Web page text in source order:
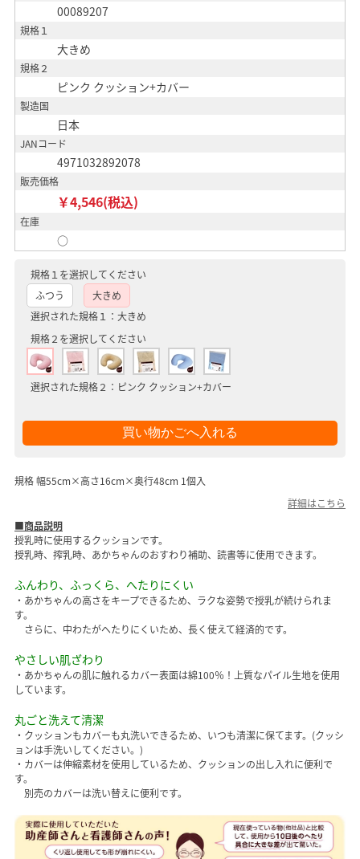
00089207
規格１
大きめ
規格２
ピンク クッション+カバー
製造国
日本
JANコード
4971032892078
販売価格
￥4,546(税込)
在庫
○
規格１を選択してください
ふつう
大きめ
選択された規格１：大きめ
規格２を選択してください
選択された規格２：ピンク クッション+カバー
規格 幅55cm×高さ16cm×奥行48cm 1個入
詳細はこちら
■商品説明
授乳時に使用するクッションです。
授乳時、搾乳時、あかちゃんのおすわり補助、読書等に使用できます。
ふんわり、ふっくら、へたりにくい
・あかちゃんの高さをキープできるため、ラクな姿勢で授乳が続けられま
す。
さらに、中わたがへたりにくいため、長く使えて経済的です。
やさしい肌ざわり
・あかちゃんの肌に触れるカバー表面は綿100％！上質なパイル生地を使用
しています。
丸ごと洗えて清潔
・クッションもカバーも丸洗いできるため、いつも清潔に保てます。(クッシ
ョンは手洗いしてください。)
・カバーは伸縮素材を使用しているため、クッションの出し入れに便利で
す。
別売のカバーは洗い替えに便利です。